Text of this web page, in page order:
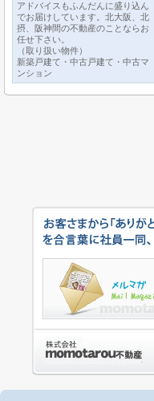
アドバイスもふんだんに盛り込ん
でお届けしています。北大阪、北
摂、阪神間の不動産のことならお
任せ下さい。
（取り扱い物件）
新築戸建て・中古戸建て・中古マ
ンション